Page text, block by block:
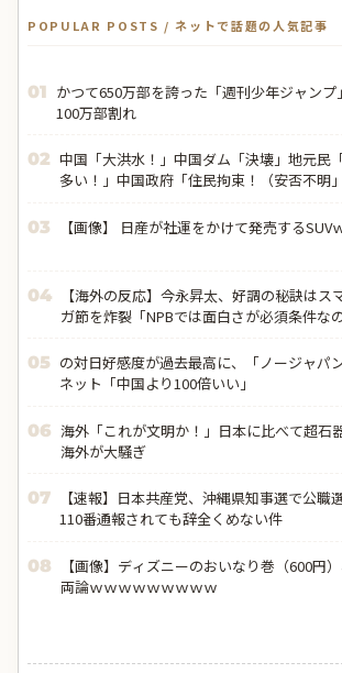
POPULAR POSTS / ネットで話題の人気記事
01 かつて650万部を誇った「週刊少年ジャン
100万部割れ
02 中国「大洪水！」中国ダム「決壊」地元民
多い！」中国政府「住民拘束！（安否不明
03 【画像】 日産が社運をかけて発売するSUV
04
【海外の反応】今永昇太、好調の秘訣はス
ガ節を炸裂「NPBでは面白さが必須条件なの
05 の対日好感度が過去最高に、「ノージャパ
ネット「中国より100倍いい」
06 海外「これが文明か！」日本に比べて超石
海外が大騒ぎ
07
【速報】日本共産党、沖縄県知事選で公職
110番通報されても辞全くめない件
08
【画像】ディズニーのおいなり巻（600円
両論ｗｗｗｗｗｗｗｗｗ